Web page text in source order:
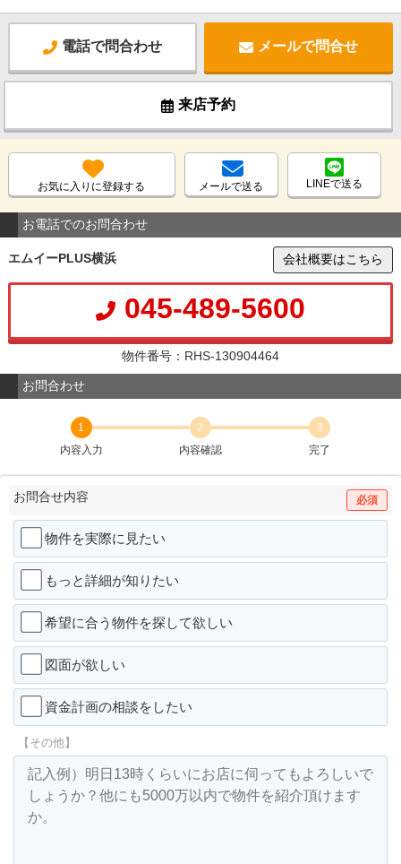
電話で問合わせ メールで問合せ
来店予約
お気に入りに登録する メールで送る LINEで送る
お電話でのお問合わせ
エムイーPLUS横浜 会社概要はこちら
045-489-5600
物件番号：RHS-130904464
お問合わせ
1
内容入力
2
内容確認
3
完了
お問合せ内容 必須
物件を実際に見たい
もっと詳細が知りたい
希望に合う物件を探して欲しい
図面が欲しい
資金計画の相談をしたい
【その他】